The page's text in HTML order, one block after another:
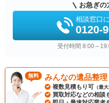
お急ぎの
相談窓口
0120-
受付時間 8:00～
無料 みんなの遺品整理
複数見積もり可 （最大
買取対応などの相談